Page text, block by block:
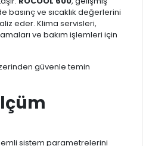
basınç ve sıcaklık değerlerini
eder. Klima servisleri,
ve bakım işlemleri için
güvenle temin
sistem parametrelerini